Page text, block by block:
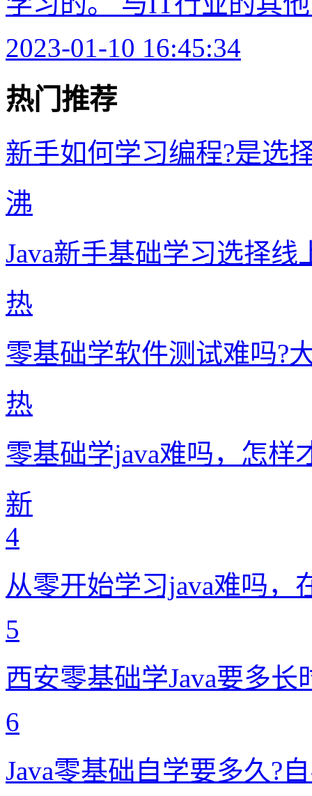
2023-01-10 16:45:34
热门推荐
新手如何学习编程?是选
沸
Java新手基础学习选择
热
零基础学软件测试难吗?
热
零基础学java难吗，怎样
新
4
从零开始学习java难吗，
5
西安零基础学Java要多长
6
Java零基础自学要多久?